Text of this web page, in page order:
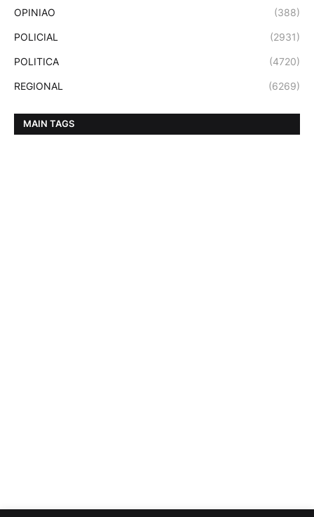
OPINIAO (388)
POLICIAL (2931)
POLITICA (4720)
REGIONAL (6269)
MAIN TAGS